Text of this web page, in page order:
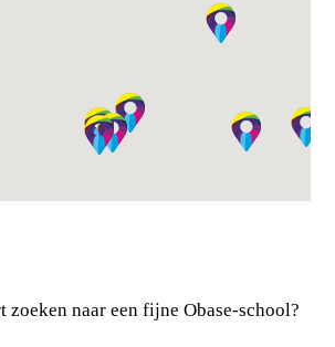
zoeken naar een fijne Obase-school?